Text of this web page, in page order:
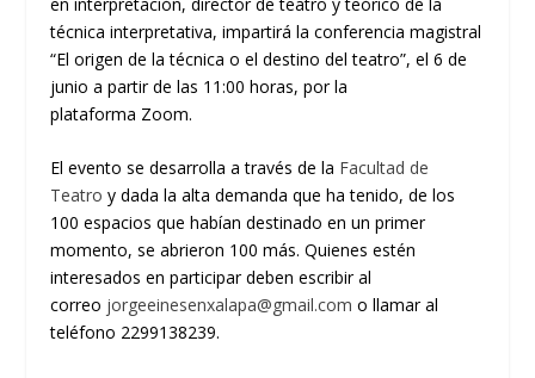
técnicainterpretativa,impartirá la conferencia magistral
“El origen de la técnica o eldestino del teatro”, el 6 de
junio a partir de las 11:00 horas, por la
plataforma Zoom.
El evento se desarrolla a través de la Facultad de
Teatro y dada la alta demandaqueha tenido, de los
100 espacios que habían destinado en un primer
momento,se abrieron 100 más.Quienes estén
interesados en participar deben escribir al
correo jorgeeinesenxalapa@gmail.com ollamar al
teléfono 2299138239.